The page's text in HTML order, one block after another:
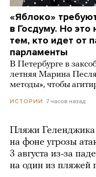
«Яблоко»
в Госдуму. Но
тем, кто идет от
парламенты
В Петербурге в
летняя Марина
методы», чтобы
ИСТОРИИ 7 часов назад
Пляжи Геленджика
на фоне угрозы
3 августа из-за
на один из пляжей